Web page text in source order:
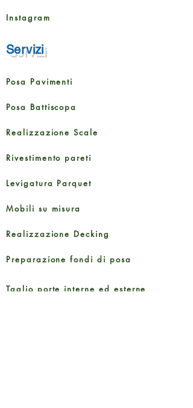
Instagram
Servizi
Posa Pavimenti
Posa Battiscopa
Realizzazione Scale
Rivestimento pareti
Levigatura Parquet
Mobili su misura
Realizzazione Decking
Preparazione fondi di posa
Taglio porte interne ed esterne